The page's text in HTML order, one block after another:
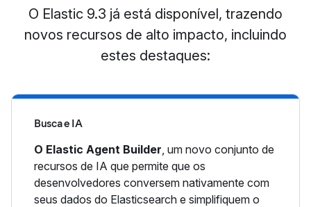
O Elastic 9.3 já está disponível, trazendo
novos recursos de alto impacto, incluindo
estes destaques:
Busca e IA
O Elastic Agent Builder , um novo conjunto de
recursos de IA que permite que os
desenvolvedores conversem nativamente com
seus dados do Elasticsearch e simplifiquem o